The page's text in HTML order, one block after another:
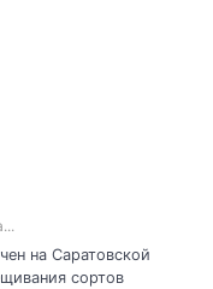
на Саратовской
сортов